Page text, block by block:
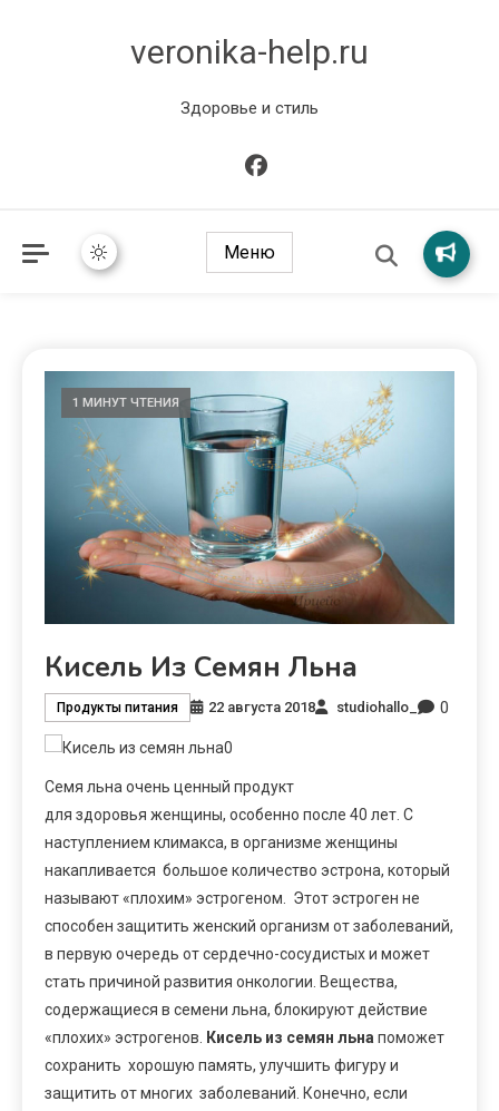
veronika-help.ru
Здоровье и стиль
Меню
1 МИНУТ ЧТЕНИЯ
Кисель Из Семян Льна
Продукты питания 22 августа 2018 studiohallo_ 0
Семя льна очень ценный продукт
для здоровья женщины, особенно после 40 лет. С
наступлением климакса, в организме женщины
накапливается большое количество эстрона, который
называют «плохим» эстрогеном. Этот эстроген не
способен защитить женский организм от заболеваний,
в первую очередь от сердечно-сосудистых и может
стать причиной развития онкологии. Вещества,
содержащиеся в семени льна, блокируют действие
«плохих» эстрогенов. Кисель из семян льнапоможет
сохранить хорошую память, улучшить фигуру и
защитить от многих заболеваний. Конечно, если